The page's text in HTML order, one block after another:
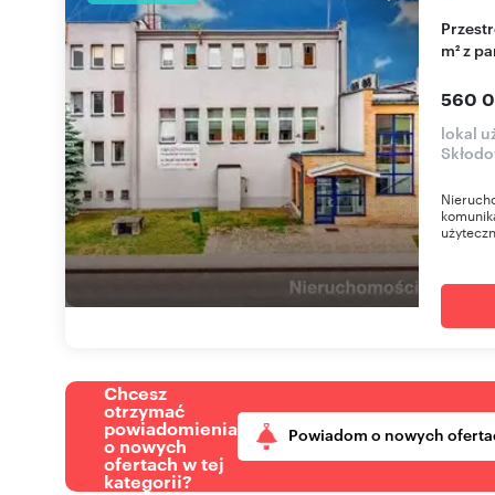
Przestronny kompleks biurowo-techniczny 1226
m² z
560
lokal
Chcesz
otrzymać
powiadomienia
o nowych
ofertach w tej
kategorii?
Powiadom o nowych